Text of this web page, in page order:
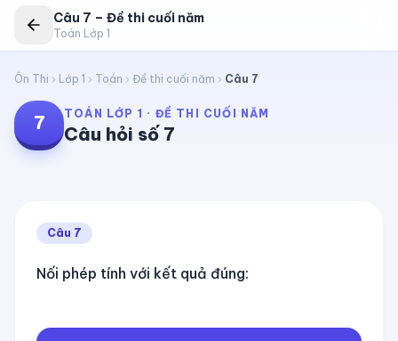
Câu 7 – Đề thi cuối năm
Toán Lớp 1
Ôn Thi Lớp 1 Toán Đề thi cuối năm Câu 7
7 TOÁN LỚP 1 · ĐỀ THI CUỐI NĂM
Câu hỏi số 7
Câu 7
Nối phép tính với kết quả đúng: